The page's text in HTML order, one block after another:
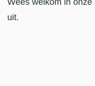
Wees welkom in
uit.